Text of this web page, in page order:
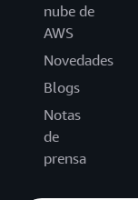
nube de
AWS
Novedades
Blogs
Notas
de
prensa